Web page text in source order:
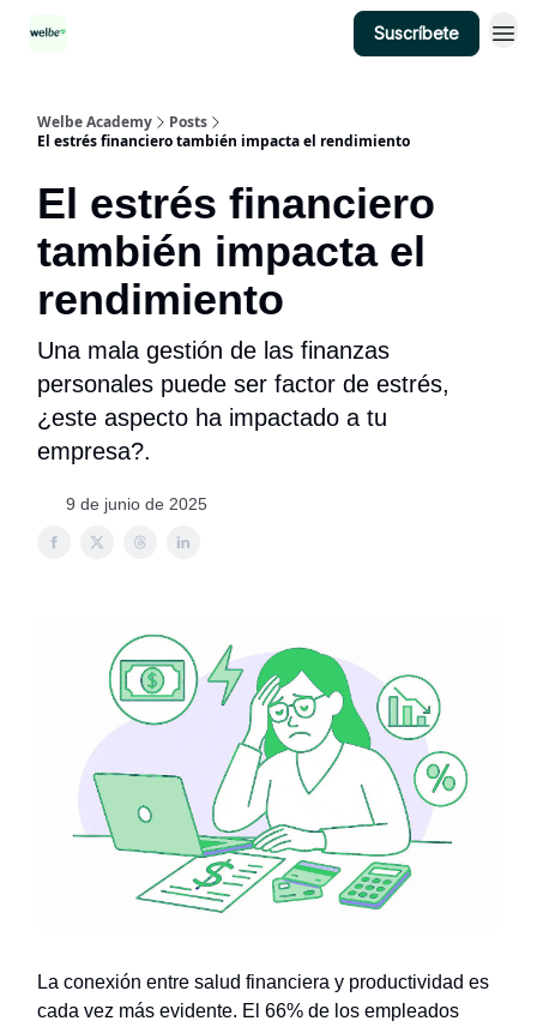
Suscríbete
Welbe Academy
Posts
El estrés financiero también impacta el rendimiento
El estrés financiero
también impacta el
rendimiento
Una mala gestión de las finanzas
personales puede ser factor de estrés,
¿este aspecto ha impactado a tu
empresa?.
9 de junio de 2025
La conexión entre salud financiera y productividad es
cada vez más evidente. El 66% de los empleados